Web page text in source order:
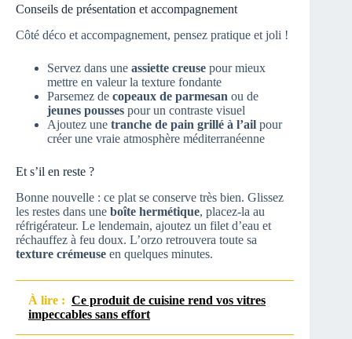
Conseils de présentation et accompagnement
Côté déco et accompagnement, pensez pratique et joli !
Servez dans une assiette creuse pour mieux
mettre en valeur la texture fondante
Parsemez de copeaux de parmesan ou de
jeunes pousses pour un contraste visuel
Ajoutez une tranche de pain grillé à l’ail pour
créer une vraie atmosphère méditerranéenne
Et s’il en reste ?
Bonne nouvelle : ce plat se conserve très bien. Glissez
les restes dans une boîte hermétique, placez-la au
réfrigérateur. Le lendemain, ajoutez un filet d’eau et
réchauffez à feu doux. L’orzo retrouvera toute sa
texture crémeuse en quelques minutes.
À lire : Ce produit de cuisine rend vos vitres
impeccables sans effort